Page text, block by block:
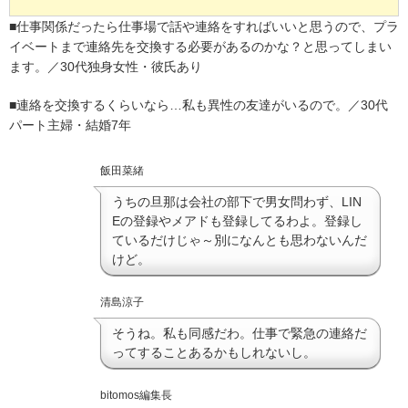
■仕事関係だったら仕事場で話や連絡をすればいいと思うので、プラ
イベートまで連絡先を交換する必要があるのかな？と思ってしまい
ます。／30代独身女性・彼氏あり
■連絡を交換するくらいなら…私も異性の友達がいるので。／30代
パート主婦・結婚7年
飯田菜緒
うちの旦那は会社の部下で男女問わず、LIN
Eの登録やメアドも登録してるわよ。登録し
ているだけじゃ～別になんとも思わないんだ
けど。
清島涼子
そうね。私も同感だわ。仕事で緊急の連絡だ
ってすることあるかもしれないし。
bitomos編集長